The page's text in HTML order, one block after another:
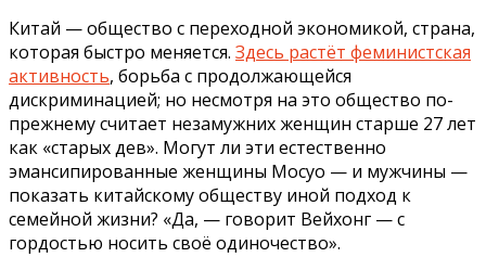
Китай — общество с переходной экономикой, страна,
которая быстро меняется. Здесь растёт феминистская
активность, борьба с продолжающейся
дискриминацией; но несмотря на это общество по-
прежнему считает незамужних женщин старше 27 лет
как «старых дев». Могут ли эти естественно
эмансипированные женщины Мосуо — и мужчины —
показать китайскому обществу иной подход к
семейной жизни? «Да, — говорит Вейхонг — с
гордостью носить своё одиночество».